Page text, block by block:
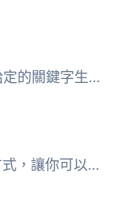
您可以使用此外掛根據給定的關鍵字生成關鍵詞或標籤。
TagBee 是一個輕鬆的方式，讓你可以新增標籤到你的文章裡。Ta...